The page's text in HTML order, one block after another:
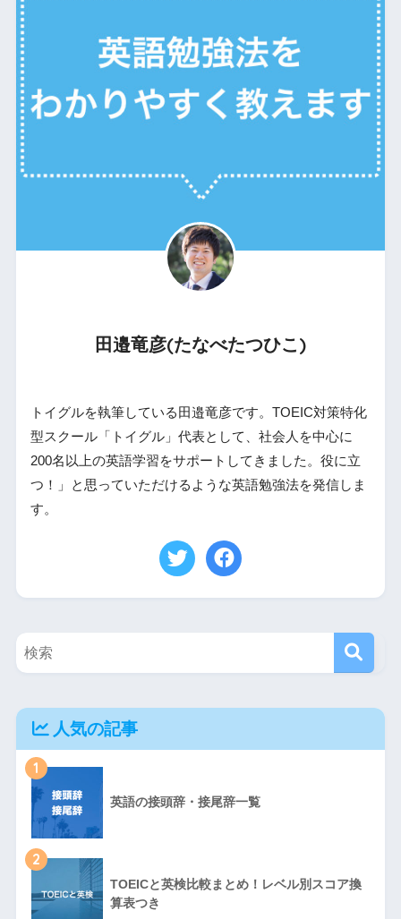
田邉竜彦(たなべたつひこ)
トイグルを執筆している田邉竜彦です。TOEIC対策特化
型スクール「トイグル」代表として、社会人を中心に
200名以上の英語学習をサポートしてきました。役に立
つ！」と思っていただけるような英語勉強法を発信しま
す。
人気の記事
1
英語の接頭辞・接尾辞一覧
2
TOEICと英検比較まとめ！レベル別スコア換
算表つき